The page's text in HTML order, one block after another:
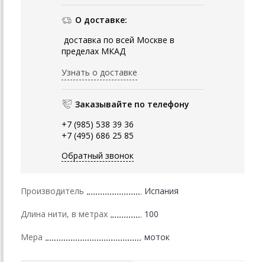
О доставке:
доставка по всей Москве в
пределах МКАД
Узнать о доставке
Заказывайте по телефону
+7 (985) 538 39 36
+7 (495) 686 25 85
Обратный звонок
Производитель Испания
Длина нити, в метрах 100
Мера моток